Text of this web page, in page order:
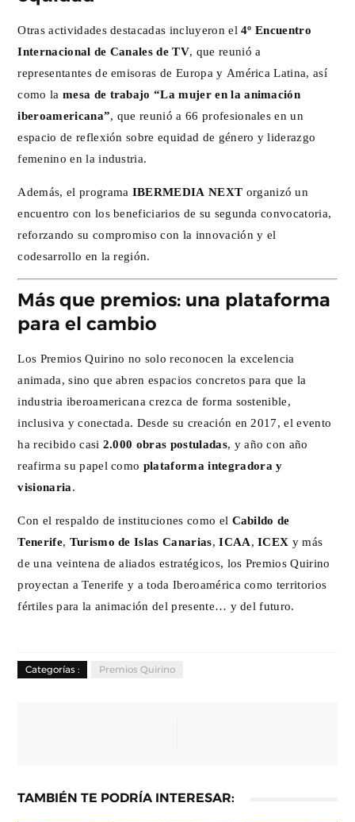
Otras actividades destacadas incluyeron el4º Encuentro
Internacional de Canales de TV, que reunió a
representantes de emisoras de Europa y América Latina, así
como la mesa de trabajo “La mujer en la animación
iberoamericana”, que reunió a 66 profesionales en un
espacio de reflexión sobre equidad de género y liderazgo
femenino en la industria.
Además, el programa IBERMEDIA NEXT organizó un
encuentro con los beneficiarios de su segunda convocatoria,
reforzando su compromiso con la innovación y el
codesarrollo en la región.
Más que premios: una plataforma
para el cambio
Los Premios Quirino no solo reconocen la excelencia
animada, sino que abren espacios concretos para que la
industria iberoamericana crezca de forma sostenible,
inclusiva y conectada. Desde su creación en 2017, el evento
ha recibido casi 2.000 obras postuladas, y año con año
reafirma su papel como plataforma integradora y
visionaria .
Con el respaldo de instituciones como el Cabildo de
Tenerife, Turismo de Islas Canarias,ICAA ,ICEX y más
de una veintena de aliados estratégicos, los Premios Quirino
proyectan a Tenerife y a toda Iberoamérica como territorios
fértiles para la animación del presente… y del futuro.
Categorías : Premios Quirino
TAMBIÉN TE PODRÍA INTERESAR: